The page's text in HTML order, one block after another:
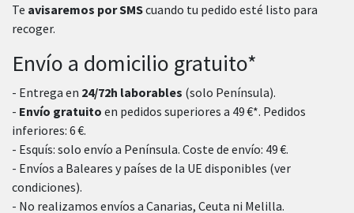
Te avisaremos por SMScuando tu pedido esté listo para
recoger.
Envío a domicilio gratuito*
- Entrega en 24/72h laborables (solo Península).
- Envío gratuito en pedidos superiores a 49 €*. Pedidos
inferiores: 6 €.
- Esquís: solo envío a Península. Coste de envío: 49 €.
- Envíos a Baleares y países de la UE disponibles (ver
condiciones).
- No realizamos envíos a Canarias, Ceuta ni Melilla.